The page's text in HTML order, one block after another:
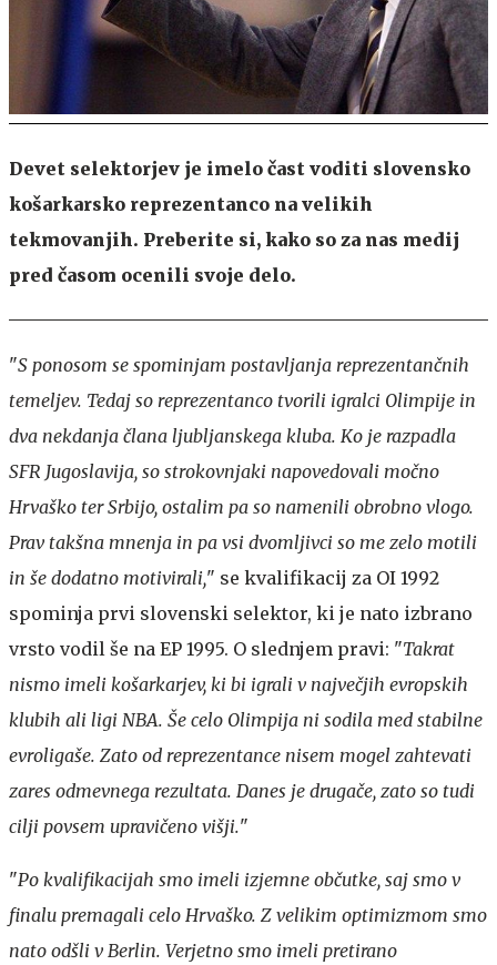
Devet selektorjev je imelo čast voditi slovensko
košarkarsko reprezentanco na velikih
tekmovanjih. Preberite si, kako so za nas medij
pred časom ocenili svoje delo.
"S ponosom se spominjam postavljanja reprezentančnih
temeljev. Tedaj so reprezentanco tvorili igralci Olimpije in
dva nekdanja člana ljubljanskega kluba. Ko je razpadla
SFR Jugoslavija, so strokovnjaki napovedovali močno
Hrvaško ter Srbijo, ostalim pa so namenili obrobno vlogo.
Prav takšna mnenja in pa vsi dvomljivci so me zelo motili
in še dodatno motivirali," se kvalifikacij za OI 1992
spominja prvi slovenski selektor, ki je nato izbrano
vrsto vodil še na EP 1995. O slednjem pravi: "Takrat
nismo imeli košarkarjev, ki bi igrali v največjih evropskih
klubih ali ligi NBA. Še celo Olimpija ni sodila med stabilne
evroligaše. Zato od reprezentance nisem mogel zahtevati
zares odmevnega rezultata. Danes je drugače, zato so tudi
cilji povsem upravičeno višji."
"Po kvalifikacijah smo imeli izjemne občutke, saj smo v
finalu premagali celo Hrvaško. Z velikim optimizmom smo
nato odšli v Berlin. Verjetno smo imeli pretirano